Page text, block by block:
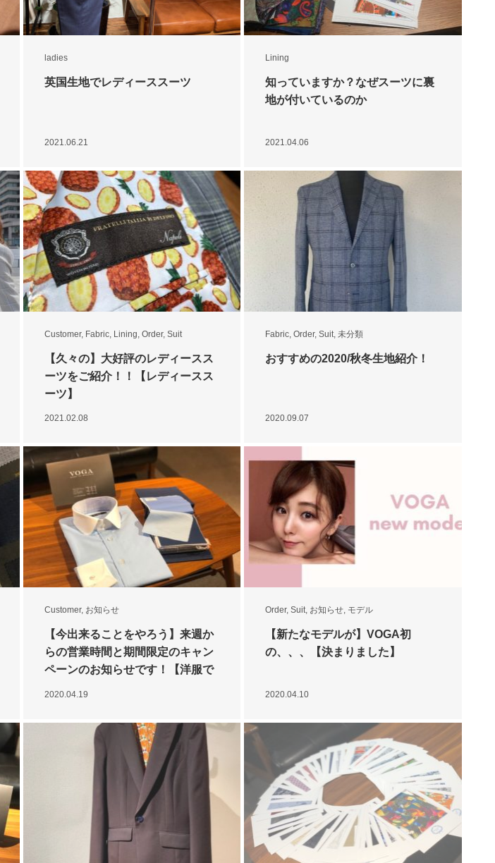
ladies
英国生地でレディーススーツ
2021.06.21
Lining
知っていますか？なぜスーツに裏
地が付いているのか
2021.04.06
Customer, Fabric, Lining Order, Suit
【久々の】大好評のレディースス
ーツをご紹介！！【レディースス
ーツ】
2021.02.08
Fabric ,Order,Suit ,未分類
おすすめの2020/秋冬生地紹介！
2020.09.07
Customer, お知らせ
【今出来ることをやろう】来週か
らの営業時間と期間限定のキャン
ペーンのお知らせです！【洋服で
2020.04.19
Order,Suit, お知らせ, モデル
【新たなモデルが】VOGA初
の、、、【決まりました】
2020.04.10